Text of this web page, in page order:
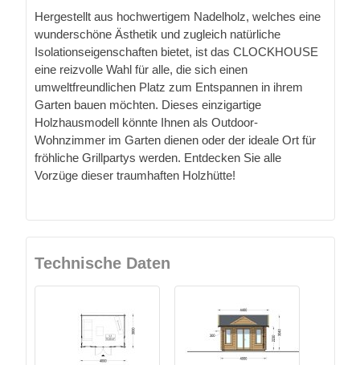
Hergestellt aus hochwertigem Nadelholz, welches eine
wunderschöne Ästhetik und zugleich natürliche
Isolationseigenschaften bietet, ist das CLOCKHOUSE
eine reizvolle Wahl für alle, die sich einen
umweltfreundlichen Platz zum Entspannen in ihrem
Garten bauen möchten. Dieses einzigartige
Holzhausmodell könnte Ihnen als Outdoor-
Wohnzimmer im Garten dienen oder der ideale Ort für
fröhliche Grillpartys werden. Entdecken Sie alle
Vorzüge dieser traumhaften Holzhütte!
Technische Daten